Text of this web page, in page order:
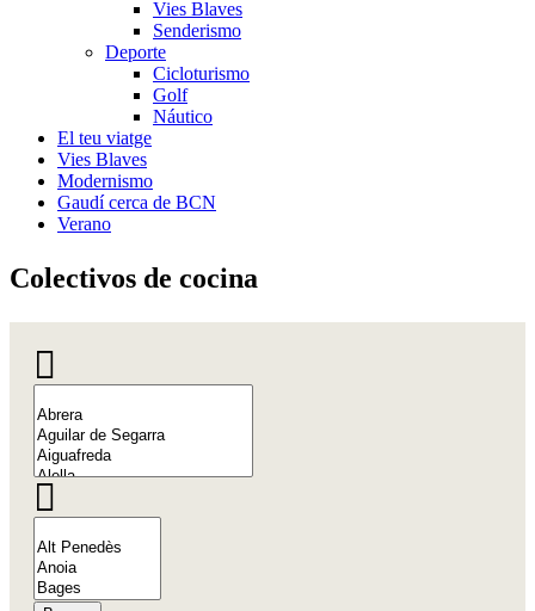
Vies Blaves
Senderismo
Deporte
Cicloturismo
Golf
Náutico
El teu viatge
Vies Blaves
Modernismo
Gaudí cerca de BCN
Verano
Colectivos de cocina